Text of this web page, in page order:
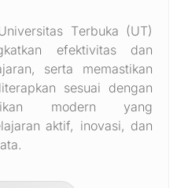
niversitas Terbuka (UT)
efektivitas dan
serta memastikan
sesuai dengan
modern yang
aktif, inovasi, dan